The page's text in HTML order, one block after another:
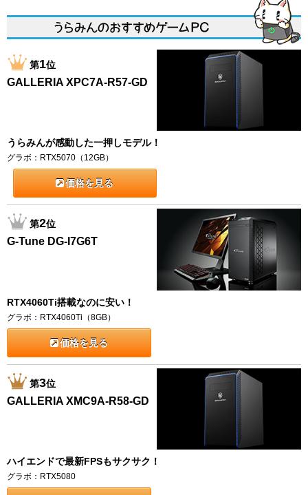
第1位
GALLERIA XPC7A-R57-GD
うらみんが感動した一押しモデル！
グラボ：RTX5070（12GB）
価格を見る
第2位
G-Tune DG-I7G6T
RTX4060Ti搭載なのに安い！
グラボ：RTX4060Ti（8GB）
価格を見る
第3位
GALLERIA XMC9A-R58-GD
ハイエンドで最新FPSもサクサク！
グラボ：RTX5080